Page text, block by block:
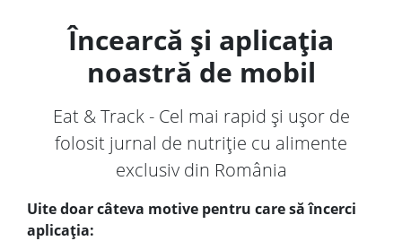
Încearcă și aplicația
noastră de mobil
Eat & Track - Cel mai rapid și ușor de
folosit jurnal de nutriție cu alimente
exclusiv din România
Uite doar câteva motive pentru care să încerci
aplicația: